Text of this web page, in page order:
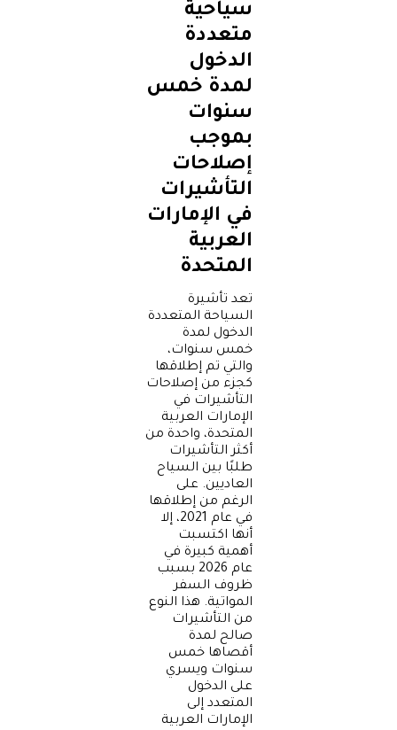
سياحية
متعددة
الدخول
لمدة خمس
سنوات
بموجب
إصلاحات
التأشيرات
في الإمارات
العربية
المتحدة
تعد تأشيرة
السياحة المتعددة
الدخول لمدة
خمس سنوات،
والتي تم إطلاقها
كجزء من إصلاحات
التأشيرات في
الإمارات العربية
المتحدة، واحدة من
أكثر التأشيرات
طلبًا بين السياح
العاديين. على
الرغم من إطلاقها
في عام 2021، إلا
أنها اكتسبت
أهمية كبيرة في
عام 2026 بسبب
ظروف السفر
المواتية. هذا النوع
من التأشيرات
صالح لمدة
أقصاها خمس
سنوات ويسري
على الدخول
المتعدد إلى
الإمارات العربية